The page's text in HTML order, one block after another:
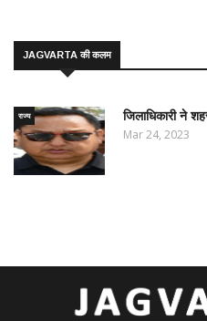
JAGVARTA की कलम
राज्य जिलाधिकारी ने
Mar 24, 2023